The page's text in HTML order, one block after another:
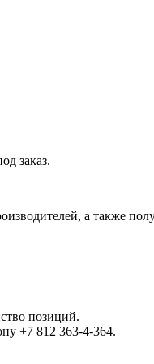
заказ.
а также
позиций.
+7 812 363-4-364.